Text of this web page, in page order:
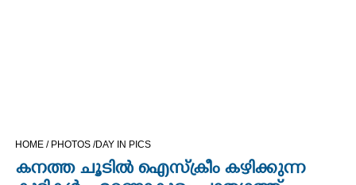
HOME / PHOTOS /DAY IN PICS
കനത്ത ചൂടിൽ ഐസ്ക്രീം കഴിക്കുന്ന